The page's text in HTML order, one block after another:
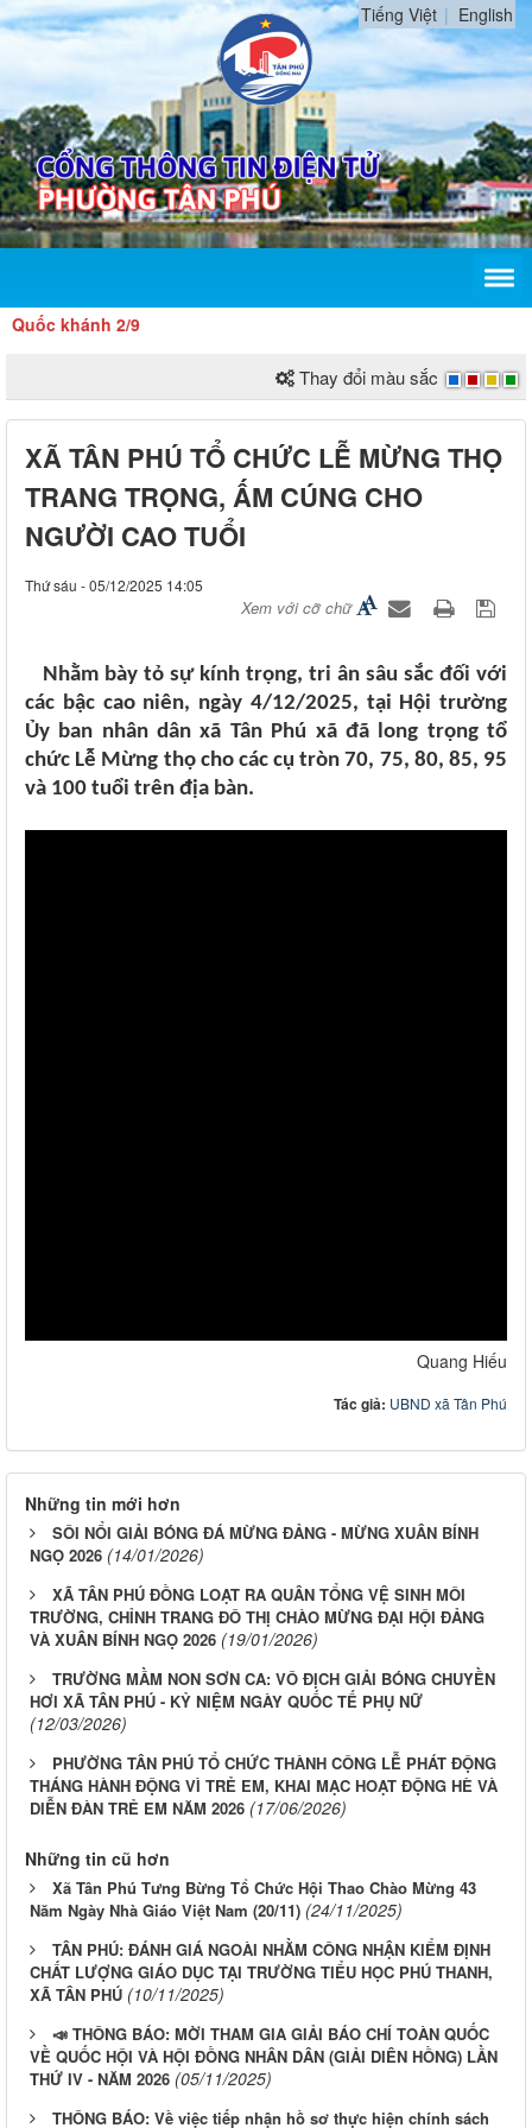
Tiếng Việt English
khánh 2/9
Thay đổi màu sắc
XÃ TÂN PHÚ TỔ CHỨC LỄ MỪNG THỌ
TRANG TRỌNG, ẤM CÚNG CHO
NGƯỜI CAO TUỔI
Thứ sáu - 05/12/2025 14:05
Xem với cỡ chữ
Nhằm bày tỏ sự kính trọng, tri ân sâu sắc đối với
các bậc cao niên, ngày 4/12/2025, tại Hội trường
Ủy ban nhân dân xã Tân Phú xã đã long trọng tổ
chức Lễ Mừng thọ cho các cụ tròn 70, 75, 80, 85, 95
và 100 tuổi trên địa bàn.
Quang Hiếu
Tác giả: UBND xã Tân Phú
Những tin mới hơn
SÔI NỔI GIẢI BÓNG ĐÁ MỪNG ĐẢNG - MỪNG XUÂN BÍNH
NGỌ 2026 (14/01/2026)
XÃ TÂN PHÚ ĐỒNG LOẠT RA QUÂN TỔNG VỆ SINH MÔI
TRƯỜNG, CHỈNH TRANG ĐÔ THỊ CHÀO MỪNG ĐẠI HỘI ĐẢNG
VÀ XUÂN BÍNH NGỌ 2026 (19/01/2026)
TRƯỜNG MẦM NON SƠN CA: VÔ ĐỊCH GIẢI BÓNG CHUYỀN
HƠI XÃ TÂN PHÚ - KỶ NIỆM NGÀY QUỐC TẾ PHỤ NỮ
(12/03/2026)
PHƯỜNG TÂN PHÚ TỔ CHỨC THÀNH CÔNG LỄ PHÁT ĐỘNG
THÁNG HÀNH ĐỘNG VÌ TRẺ EM, KHAI MẠC HOẠT ĐỘNG HÈ VÀ
DIỄN ĐÀN TRẺ EM NĂM 2026 (17/06/2026)
Những tin cũ hơn
Xã Tân Phú Tưng Bừng Tổ Chức Hội Thao Chào Mừng 43
Năm Ngày Nhà Giáo Việt Nam (20/11) (24/11/2025)
TÂN PHÚ: ĐÁNH GIÁ NGOÀI NHẰM CÔNG NHẬN KIỂM ĐỊNH
CHẤT LƯỢNG GIÁO DỤC TẠI TRƯỜNG TIỂU HỌC PHÚ THANH,
XÃ TÂN PHÚ (10/11/2025)
📣 THÔNG BÁO: MỜI THAM GIA GIẢI BÁO CHÍ TOÀN QUỐC
VỀ QUỐC HỘI VÀ HỘI ĐỒNG NHÂN DÂN (GIẢI DIÊN HỒNG) LẦN
THỨ IV - NĂM 2026 (05/11/2025)
THÔNG BÁO: Về việc tiếp nhận hồ sơ thực hiện chính sách